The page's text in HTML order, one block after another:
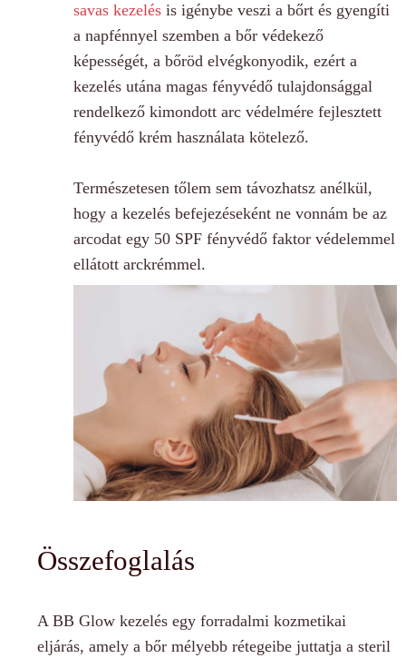
savas kezelés is igénybe veszi a bőrt és gyengíti
a napfénnyel szemben a bőr védekező
képességét, a bőröd elvégkonyodik, ezért a
kezelés utána magas fényvédő tulajdonsággal
rendelkező kimondott arc védelmére fejlesztett
fényvédő krém használata kötelező.
Természetesen tőlem sem távozhatsz anélkül,
hogy a kezelés befejezéseként ne vonnám be az
arcodat egy 50 SPF fényvédő faktor védelemmel
ellátott arckrémmel.
Összefoglalás
A BB Glow kezelés egy forradalmi kozmetikai
eljárás, amely a bőr mélyebb rétegeibe juttatja a steril